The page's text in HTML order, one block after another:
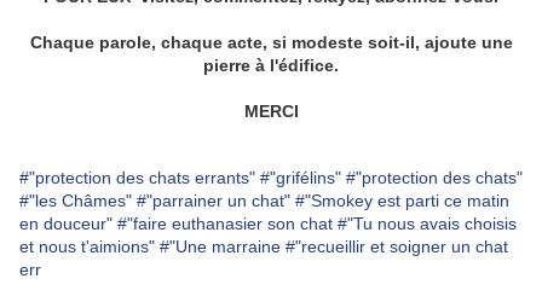
Chaque parole, chaque acte, si modeste soit-il, ajoute une
pierre à l'édifice.
MERCI
#"protection des chats errants" #"grifélins" #"protection des chats"
#"les Châmes" #"parrainer un chat" #"Smokey est parti ce matin
en douceur" #"faire euthanasier son chat #"Tu nous avais choisis
et nous t'aimions" #"Une marraine #"recueillir et soigner un chat
err